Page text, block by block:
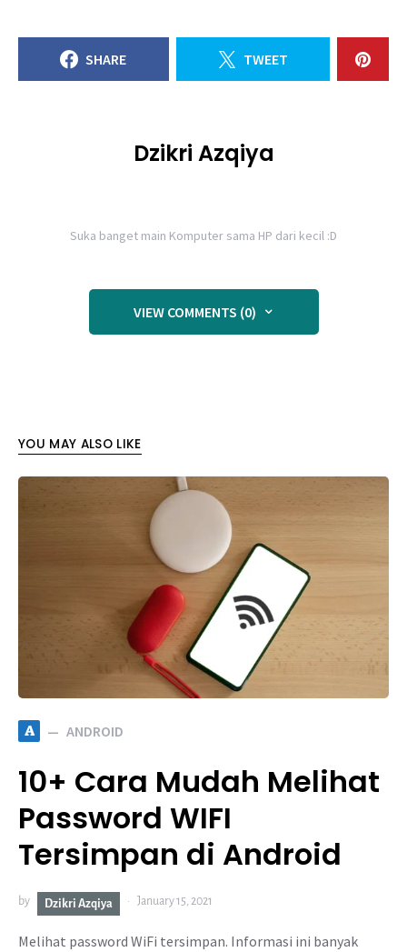
SHARE TWEET
Dzikri Azqiya
Suka banget main Komputer sama HP dari kecil :D
VIEW COMMENTS (0)
YOU MAY ALSO LIKE
A ANDROID
10+ Cara Mudah Melihat
Password WIFI
Tersimpan di Android
by Dzikri Azqiya January 15, 2021
Melihat password WiFi tersimpan. Informasi ini banyak